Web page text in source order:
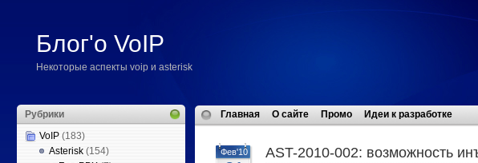
Блог'о VoIP
Некоторые аспекты voip и asterisk
Рубрики
VoIP (183)
Asterisk (154)
Главная О сайте Промо Идеи к разработке
Фев'10 AST-2010-002: возможность